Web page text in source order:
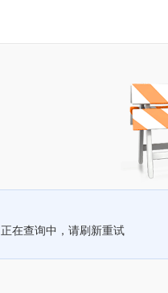
正在查询中，请刷新重试